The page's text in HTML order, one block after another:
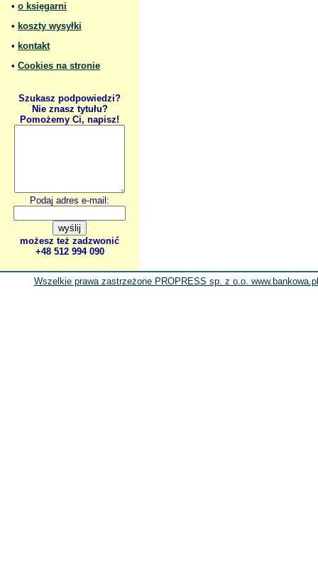
• o księgarni
• koszty wysyłki
• kontakt
• Cookies na stronie
Szukasz podpowiedzi?
Nie znasz tytułu?
Pomożemy Ci, napisz!
Podaj adres e-mail:
możesz też zadzwonić
+48 512 994 090
Wszelkie prawa zastrzeżone PROPRESS sp. z o.o.